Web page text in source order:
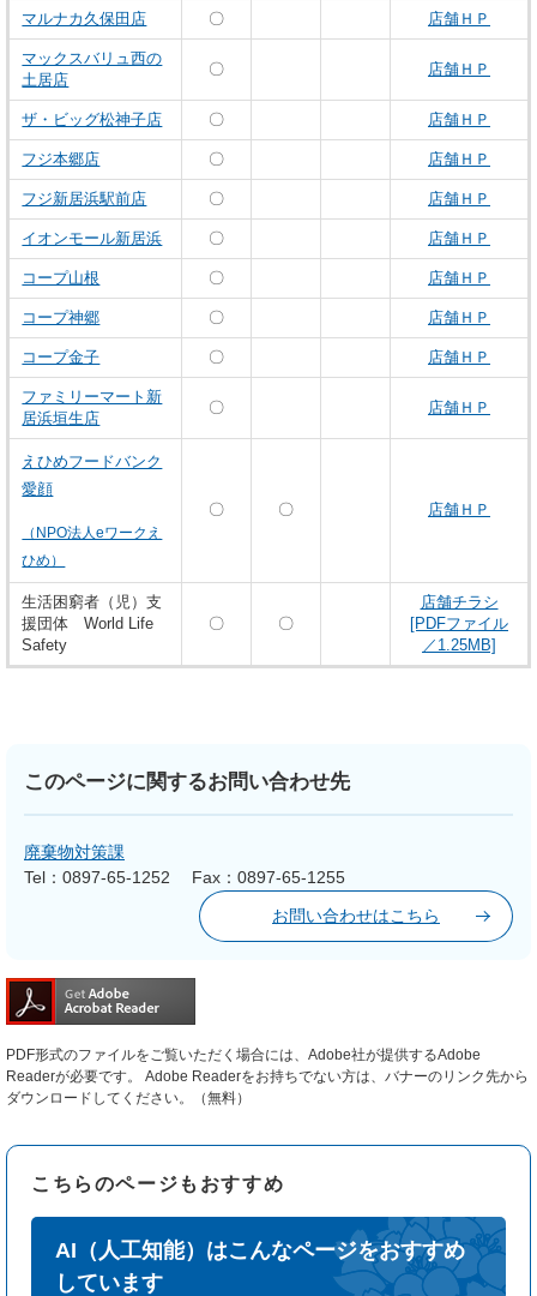
マルナカ久保田店 〇 店舗ＨＰ
マックスバリュ西の
土居店
〇 店舗ＨＰ
ザ・ビッグ松神子店 〇 店舗ＨＰ
フジ本郷店 〇 店舗ＨＰ
フジ新居浜駅前店 〇 店舗ＨＰ
イオンモール新居浜 〇 店舗ＨＰ
コープ山根 〇 店舗ＨＰ
コープ神郷 〇 店舗ＨＰ
コープ金子 〇 店舗ＨＰ
ファミリーマート新
居浜垣生店
〇 店舗ＨＰ
えひめフードバンク
愛顔
（NPO法人eワークえ
ひめ）
〇 〇 店舗ＨＰ
生活困窮者（児）支
援団体 World Life
Safety
〇 〇
店舗チラシ
[PDFファイル
／1.25MB]
このページに関するお問い合わせ先
廃棄物対策課
Tel：0897-65-1252
Fax：0897-65-1255
お問い合わせはこちら
PDF形式のファイルをご覧いただく場合には、Adobe社が提供するAdobe
Readerが必要です。
Adobe Readerをお持ちでない方は、バナーのリンク先から
ダウンロードしてください。（無料）
こちらのページもおすすめ
AI（人工知能）はこんなページをおすすめ
しています